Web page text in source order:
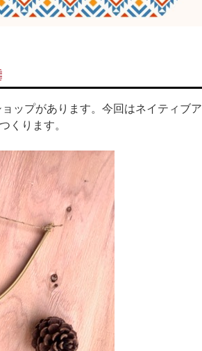
ップがあります。今回はネイティブア
くります。